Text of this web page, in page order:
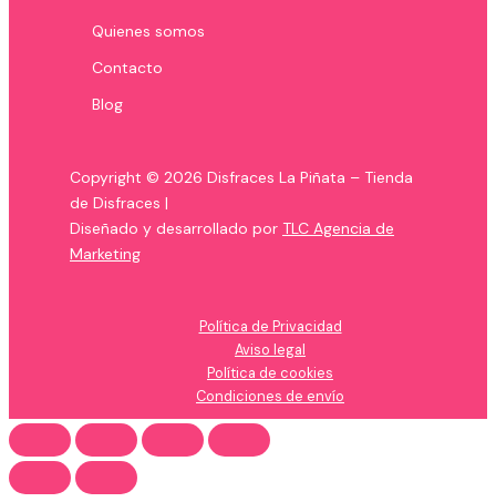
Quienes somos
Contacto
Blog
Copyright © 2026 Disfraces La Piñata – Tienda
de Disfraces |
Diseñado y desarrollado por TLC Agencia de
Marketing
Política de Privacidad
Aviso legal
Política de cookies
Condiciones de envío